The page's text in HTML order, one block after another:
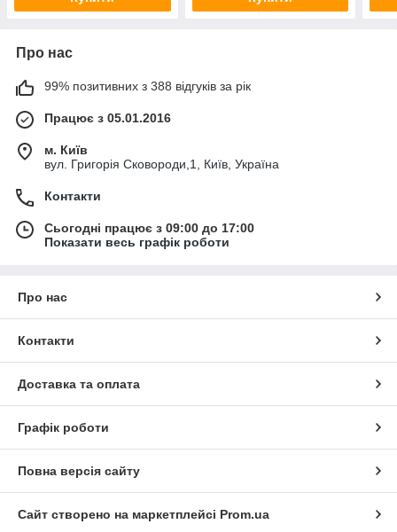
Про нас
99% позитивних з 388 відгуків за рік
Працює з 05.01.2016
м. Київ
вул. Григорія Сковороди,1, Київ, Україна
Контакти
Сьогодні працює з 09:00 до 17:00
Показати весь графік роботи
Про нас
Контакти
Доставка та оплата
Графік роботи
Повна версія сайту
Сайт створено на маркетплейсі Prom.ua